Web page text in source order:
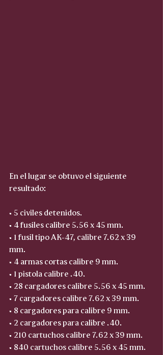
En el lugar se obtuvo el siguiente
resultado:
• 5 civiles detenidos.
• 4 fusiles calibre 5.56 x 45 mm.
• 1 fusil tipo AK-47, calibre 7.62 x 39
mm.
• 4 armas cortas calibre 9 mm.
• 1 pistola calibre .40.
• 28 cargadores calibre 5.56 x 45 mm.
• 7 cargadores calibre 7.62 x 39 mm.
• 8 cargadores para calibre 9 mm.
• 2 cargadores para calibre .40.
• 210 cartuchos calibre 7.62 x 39 mm.
• 840 cartuchos calibre 5.56 x 45 mm.